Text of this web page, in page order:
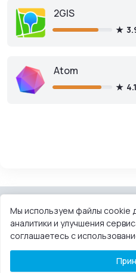
2GIS
Atom
4.1
КОНТАКТЫ
ПРАВООБЛАДАТЕЛЯМ
Мы используем файлы cookie
аналитики и улучшения
соглашаетесь с